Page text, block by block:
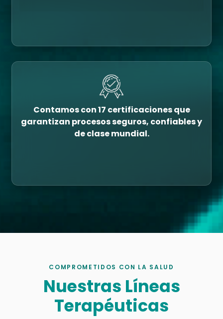
Contamos con 17 certificaciones que
garantizan procesos seguros, confiables y
de clase mundial.
COMPROMETIDOS CON LA SALUD
Nuestras Líneas
Terapéuticas